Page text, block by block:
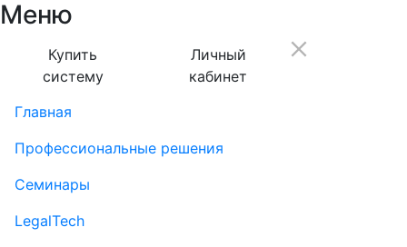
Меню
Купить
систему
Личный
кабинет
Главная
Профессиональные решения
Семинары
LegalTech